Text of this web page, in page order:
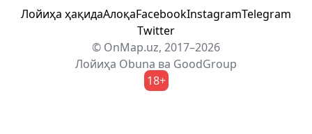
Лойиҳа ҳақидаАлоқаFacebookInstagramTelegram
Twitter
© OnMap.uz, 2017–2026
Лойиҳа Obuna ва GoodGroup
18+